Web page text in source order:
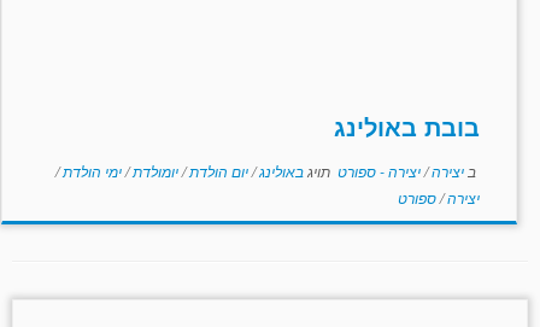
בובת באולינג
ב יצירה/יצירה - ספורט תויגבאולינג/יום הולדת/יומולדת/ימי הולדת/
יצירה/ספורט